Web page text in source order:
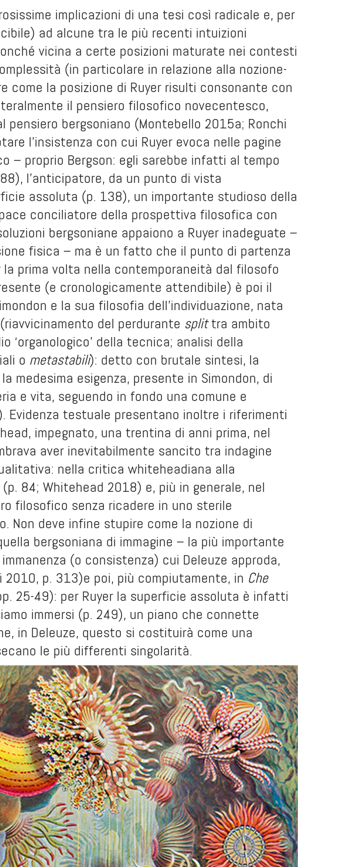
implicazioni di una tesi così radicale e, per
ad alcune tra le più recenti intuizioni
vicina a certe posizioni maturate nei contesti
(in particolare in relazione alla nozione-
la posizione di Ruyer risulti consonante con
il pensiero filosofico novecentesco,
bergsoniano (Montebello 2015a; Ronchi
l’insistenza con cui Ruyer evoca nelle pagine
– proprio Bergson: egli sarebbe infatti al tempo
l’anticipatore, da un punto di vista
assoluta (p. 138), un importante studioso della
conciliatore della prospettiva filosofica con
bergsoniane appaiono a Ruyer inadeguate –
fisica – ma è un fatto che il punto di partenza
prima volta nella contemporaneità dal filosofo
(e cronologicamente attendibile) è poi il
e la sua filosofia dell’individuazione, nata
del perdurante splittra ambito
‘organologico’ della tecnica; analisi della
o metastabili): detto con brutale sintesi, la
medesima esigenza, presente in Simondon, di
e vita, seguendo in fondo una comune e
Evidenza testuale presentano inoltre i riferimenti
impegnato, una trentina di anni prima, nel
aver inevitabilmente sancito tra indagine
nella critica whiteheadiana alla
84; Whitehead 2018) e, più in generale, nel
filosofico senza ricadere in uno sterile
Non deve infine stupire come la nozione di
bergsoniana di immagine – la più importante
(o consistenza) cui Deleuze approda,
2010, p. 313)e poi, più compiutamente, in Che
25-49): per Ruyer la superficie assoluta è infatti
immersi (p. 249), un piano che connette
in Deleuze, questo si costituirà come una
le più differenti singolarità.